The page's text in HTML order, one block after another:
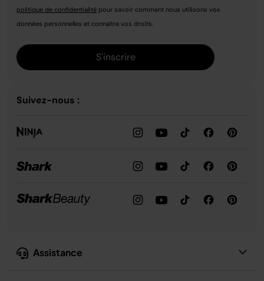
Assistance
politique de confidentialité pour savoir comment nous utilisons vos
données personnelles et connaître vos droits.
S'inscrire
Suivez-nous :